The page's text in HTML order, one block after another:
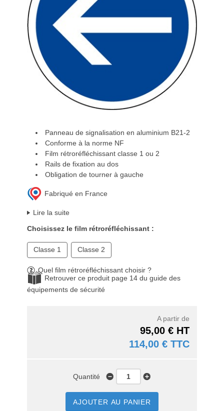
Panneau de signalisation en aluminium B21-2
Conforme à la norme NF
Film rétroréfléchissant classe 1 ou 2
Rails de fixation au dos
Obligation de tourner à gauche
Fabriqué en France
Lire la suite
Choisissez le film rétroréfléchissant :
Classe 1 Classe 2
Quel film rétroréfléchissant choisir ?
Retrouver ce produit page 14 du guide des
équipements de sécurité
A partir de
95,00 € HT
114,00 € TTC
Quantité
AJOUTER AU PANIER